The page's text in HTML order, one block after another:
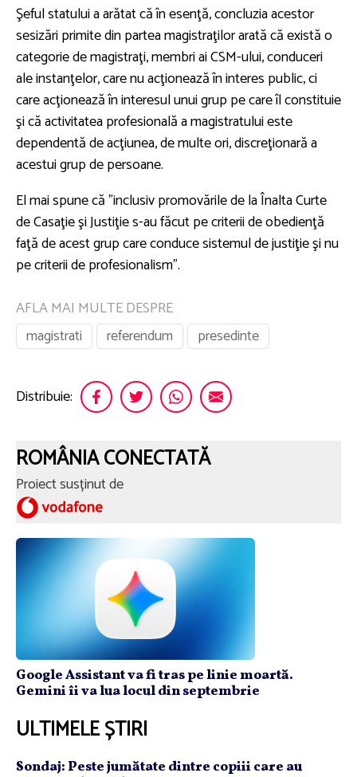
Şeful statului a arătat că în esenţă, concluzia acestor
sesizări primite din partea magistraţilor arată că există o
categorie de magistraţi, membri ai CSM-ului, conduceri
ale instanţelor, care nu acţionează în interes public, ci
care acţionează în interesul unui grup pe care îl constituie
şi că activitatea profesională a magistratului este
dependentă de acţiunea, de multe ori, discreţionară a
acestui grup de persoane.
El mai spune că ”inclusiv promovările de la Înalta Curte
de Casaţie şi Justiţie s-au făcut pe criterii de obedienţă
faţă de acest grup care conduce sistemul de justiţie şi nu
pe criterii de profesionalism”.
AFLA MAI MULTE DESPRE
magistrati
referendum presedinte
Distribuie:
ROMÂNIA CONECTATĂ
Proiect susținut de
Google Assistant va fi tras pe linie moartă.
Gemini îi va lua locul din septembrie
ULTIMELE ȘTIRI
Sondaj: Peste jumătate dintre copiii care au